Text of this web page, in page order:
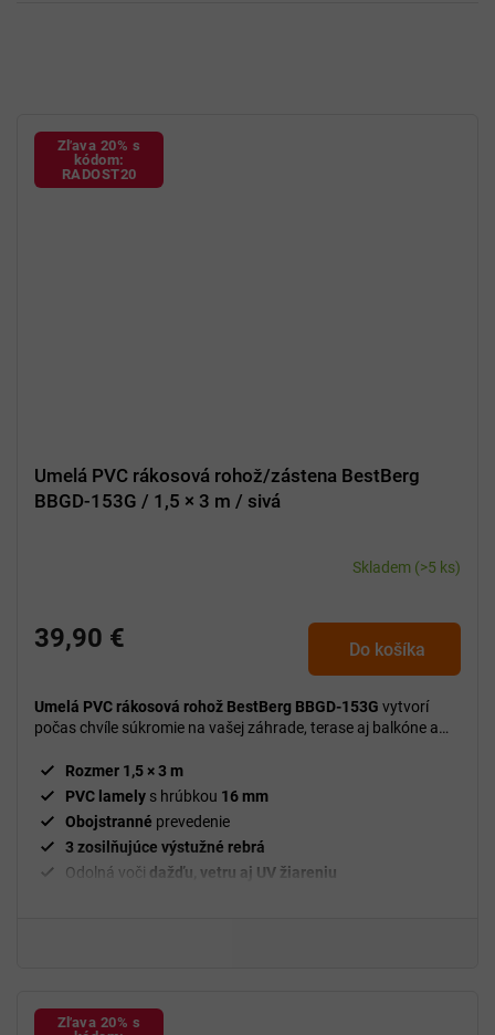
Zľava 20% s
kódom:
RADOST20
Umelá PVC rákosová rohož/zástena BestBerg
BBGD-153G / 1,5 × 3 m / sivá
Skladem (>5 ks)
39,90 € Do košíka
Umelá PVC rákosová rohož BestBerg BBGD-153G vytvorí
počas chvíle súkromie na vašej záhrade, terase aj balkóne a
Rozmer 1,5 × 3 m
PVC lamely s hrúbkou 16 mm
Obojstranné prevedenie
3 zosilňujúce výstužné rebrá
Odolná voči dažďu, vetru aj UV žiareniu
Zľava 20% s